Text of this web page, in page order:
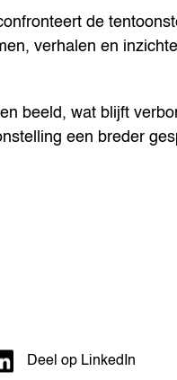
de
verhalen en
beeld, wat blijft
een breder
Deel op LinkedIn